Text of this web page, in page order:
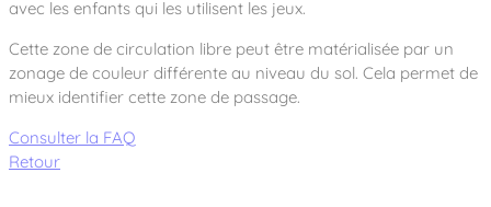
avec les enfants qui les utilisent les jeux.
Cette zone de circulation libre peut être matérialisée par un
zonage de couleur différente au niveau du sol. Cela permet de
mieux identifier cette zone de passage.
Consulter la FAQ
Retour